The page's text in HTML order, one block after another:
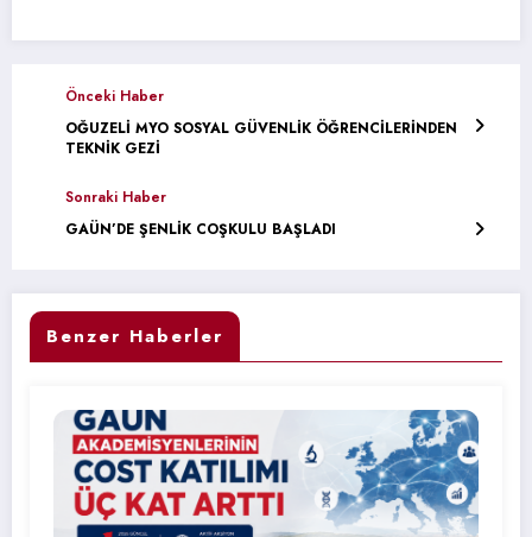
Önceki Haber
OĞUZELİ MYO SOSYAL GÜVENLİK ÖĞRENCİLERİNDEN
TEKNİK GEZİ
Sonraki Haber
GAÜN’DE ŞENLİK COŞKULU BAŞLADI
Benzer Haberler